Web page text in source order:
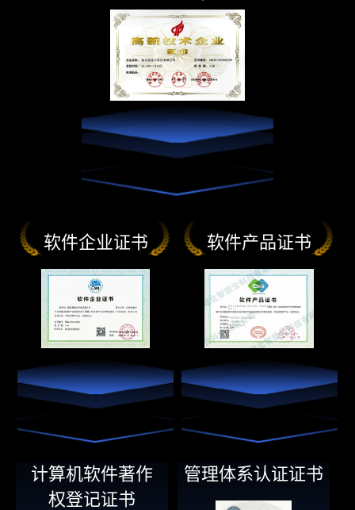
软件企业证书 软件产品证书
计算机软件著作
权登记证书
管理体系认证证书